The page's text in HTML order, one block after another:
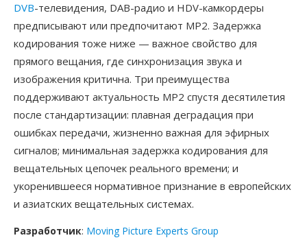
DVB-телевидения, DAB-радио и HDV-камкордеры
предписывают или предпочитают MP2. Задержка
кодирования тоже ниже — важное свойство для
прямого вещания, где синхронизация звука и
изображения критична. Три преимущества
поддерживают актуальность MP2 спустя десятилетия
после стандартизации: плавная деградация при
ошибках передачи, жизненно важная для эфирных
сигналов; минимальная задержка кодирования для
вещательных цепочек реального времени; и
укоренившееся нормативное признание в европейских
и азиатских вещательных системах.
Разработчик: Moving Picture Experts Group